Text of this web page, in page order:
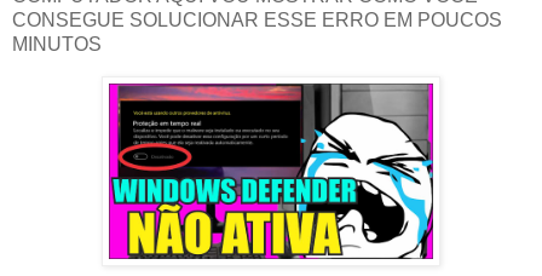
CONSEGUE SOLUCIONAR ESSE ERRO EM POUCOS
MINUTOS